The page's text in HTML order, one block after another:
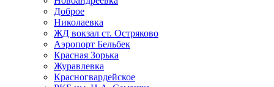
Доброе
Николаевка
ЖД вокзал ст. Остряково
Аэропорт Бельбек
Красная Зорька
Журавлевка
Красногвардейское